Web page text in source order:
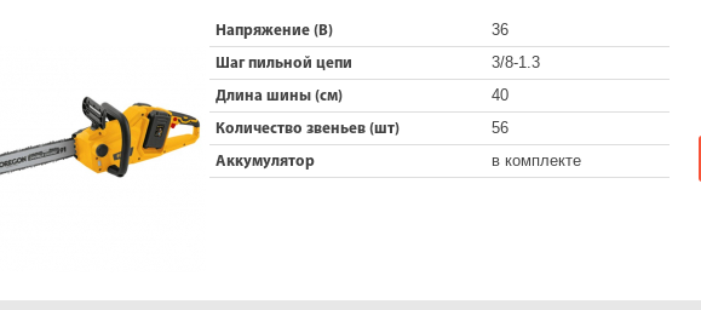
Напряжение (В) 36
Шаг пильной цепи 3/8-1.3
Длина шины (см) 40
Количество звеньев (шт) 56
Аккумулятор в комплекте